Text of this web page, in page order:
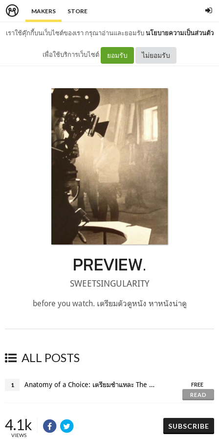
MAKERS STORE
เราใช้คุ๊กกี้บนเว็บไซต์ของเรา กรุณาอ่านและยอมรับนโยบายความเป็นส่วนตัว
เพื่อใช้บริการเว็บไซต์ ยอมรับ ไม่ยอมรับ
PREVIEW.
SWEETSINGULARITY
before you watch. เตรียมตัวดูหนัง หาหนังน่าดู
ALL POSTS
1 Anatomy of a Choice: เตรียมชำแหละ The Killing of A Sacred Deer (2017)
FREE
READ
4.1k
VIEWS
SUBSCRIBE